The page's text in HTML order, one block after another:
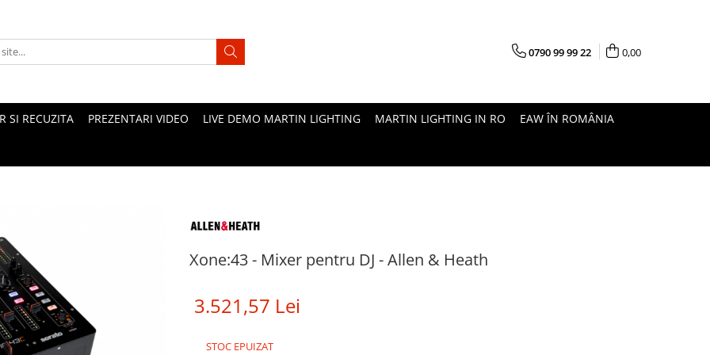
0790 99 99 22 0,00
SI RECUZITA PREZENTARI VIDEO LIVE DEMO MARTIN LIGHTING MARTIN LIGHTING IN RO EAW ÎN ROMÂNIA
Xone:43 - Mixer pentru DJ - Allen & Heath
3.521,57 Lei
STOC EPUIZAT